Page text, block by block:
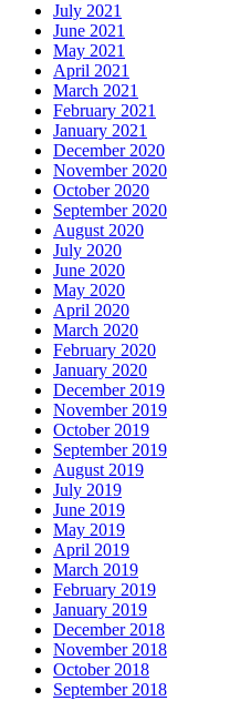
July 2021
June 2021
May 2021
April 2021
March 2021
February 2021
January 2021
December 2020
November 2020
October 2020
September 2020
August 2020
July 2020
June 2020
May 2020
April 2020
March 2020
February 2020
January 2020
December 2019
November 2019
October 2019
September 2019
August 2019
July 2019
June 2019
May 2019
April 2019
March 2019
February 2019
January 2019
December 2018
November 2018
October 2018
September 2018